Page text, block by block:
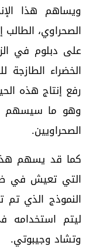
ويساهم هذا
الصحراوي،
على دبلوم في
الخضراء
رفع إنتاج هذه
وهو ما سيسهم
الصحراويين.
كما قد يسهم
التي تعيش في
النموذج الذي تم
ليتم استخدامه
وتشاد وجيبوتي.